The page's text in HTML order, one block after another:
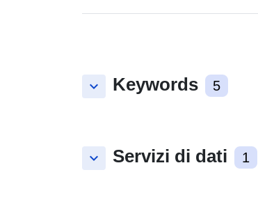
keyboard_arrow_down Keywords 5
keyboard_arrow_down Servizi di dati 1